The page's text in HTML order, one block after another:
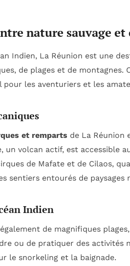
nature sauvage
Indien, La Réunion est une
de plages et de montagnes.
pour les aventuriers et les
et remparts de La Réunion
un volcan actif, est accessible
de Mafate et de Cilaos,
sentiers entourés de paysages
Indien
de magnifiques
ou de pratiquer des activités
le snorkeling et la baignade.